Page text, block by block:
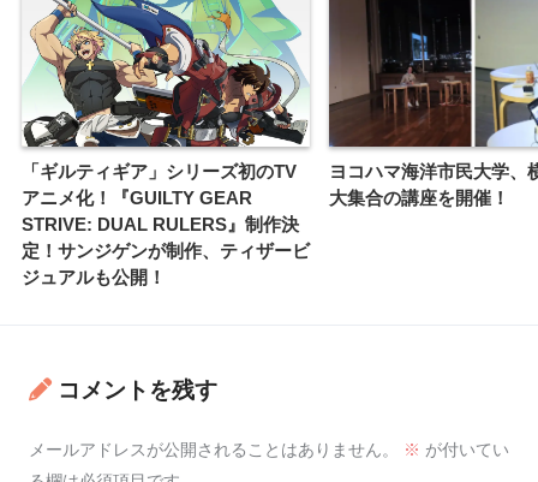
「ギルティギア」シリーズ初のTV
アニメ化！『GUILTY GEAR
STRIVE: DUAL RULERS』制作決
定！サンジゲンが制作、ティザービ
ジュアルも公開！
ヨコハマ海洋市民大学、
大集合の講座を開催！
コメントを残す
メールアドレスが公開されることはありません。 ※ が付いてい